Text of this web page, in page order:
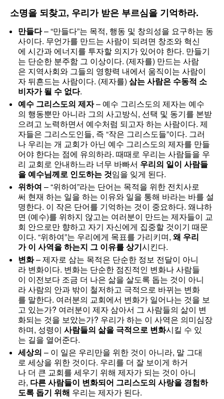
소명을 되찾고, 우리가 받은 부르심을 기억하라.
만들다– “만들다”는 목적, 행동 및 창의성을 요구하는 동
사이다. 무언가를 만드는 사람이 되려면 창조와 혁신
에 시간과 에너지를 투자할 의지가 있어야 한다. 만들기
는 단순한 분주함 그 이상이다. (제자를) 만드는 사람
은 지역사회와 그들의 영향력 내에서 움직이는 사람이
자 뒤흔드는 사람이다. (제자를) 삼는사람은 수동적 소
비자가될 수 없다.
예수 그리스도의 제자– 예수 그리스도의 제자는 예수
의 행동뿐만 아니라 그의 사고방식, 선택 및 동기를 본받
으려고 노력하면서 예수처럼 되고자 하는 사람이다. 제
자들은 그리스도인들, 즉 “작은 그리스도들”이다. 그러
나 우리는 개 교회가 아닌 예수 그리스도의 제자를 만들
어야 한다는 점에 유의하라. 때때로 우리는 사람들을 우
리 교회로 안내하느라 너무 바빠서 우리의 일이 사람들
을 예수님께로 인도하는 것임을 잊게 된다.
위하여 – “위하여”라는 단어는 목적을 위한 전치사로
써 현재 하는 일을 하는 이유와 일을 통해 바라는 바를 설
명한다. 이 작은 단어를 기억하는 것이 중요하다. 왜냐하
면 (예수)를 위하지 않고는 여러분이 만드는 제자들이 교
회 안으로만 향하고 자기 자신에게 집중할 것이기 때문
이다. “위하여”는 우리에게 목표를 가리키며, 왜 우리
가이 사역을하는지 그 이유를상기시킨다.
변화– 제자로 삼는 목적은 단순한 정보 전달이 아니
라 변화이다. 변화는 단순한 점진적인 변화나 사람들
이 이전보다 조금 더 나은 삶을 살도록 돕는 것이 아니
라 사람의 안과 밖이 철저하고 극적으로 바뀌는 변화
를 말한다. 여러분의 교회에서 변화가 일어나는 것을 보
고 있는가? 여러분이 제자 삼아서 그 사람들의 삶이 변
화되는 것을 보았는가? 우리가 하는 이 사역은 의미심장
하며, 성령이 사람들의 삶을 극적으로 변화시킬 수 있
는 길을 열어준다.
세상의 – 이 일은 우리만을 위한 것이 아니라, 말 그대
로 세상을 위한 것이다. 우리를 더 잘 보이게 하거
나 더 큰 교회를 세우기 위해 제자가 되는 것이 아니
라, 다른사람들이 변화되어 그리스도의 사랑을 경험하
도록 돕기 위해 우리는 제자가 된다.